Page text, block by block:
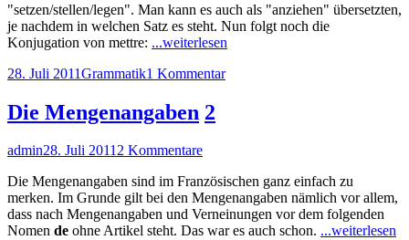
–
indicatif
présent
"setzen/stellen/legen". Man kann es auch als "anziehen" übersetzten,
je nachdem in welchen Satz es steht. Nun folgt noch die
Konjugation von mettre: ...weiterlesen
Veröffentlicht
28. Juli 2011Kategorien
Grammatik1 Kommentarzu
Die Mengenangaben 2
Autor
adminVeröffentlicht
28. Juli 20112 Kommentarezu
Mengenangaben
Die Mengenangaben sind im Französischen ganz einfach zu
merken. Im Grunde gilt bei den Mengenangaben nämlich vor allem,
dass nach Mengenangaben und Verneinungen vor dem folgenden
Nomen de ohne Artikel steht. Das war es auch schon. ...weiterlesen